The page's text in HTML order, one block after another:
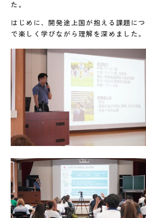
た。
はじめに、開発途上国が抱える課題に
で楽しく学びながら理解を深めました。